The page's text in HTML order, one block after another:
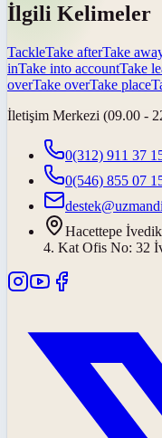
İlgili Kelimeler
TackleTake afterTake
inTake into accountTake
overTake overTake place
İletişim Merkezi (09.00 -
0(312) 911 37
0(546) 855 07
Hacettepe
4. Kat Ofis No: 32